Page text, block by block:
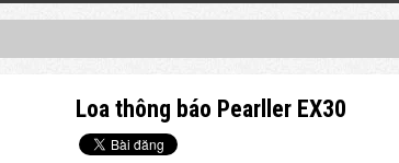
Loa thông báo Pearller EX30